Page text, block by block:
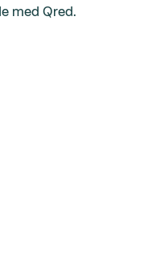
med Qred.